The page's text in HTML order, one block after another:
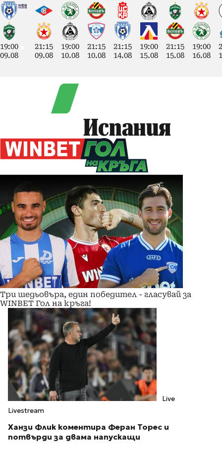
19:00
09.08
21:15
09.08
19:00
10.08
21:15
10.08
21:15
14.08
19:00
15.08
21:15
15.08
19:00
16.08
Испания
Три шедьовъра, един победител - гласувай за
WINBET Гол на кръга!
Live
Livestream
Ханзи Флик коментира Феран Торес и
потвърди за двама напускащи